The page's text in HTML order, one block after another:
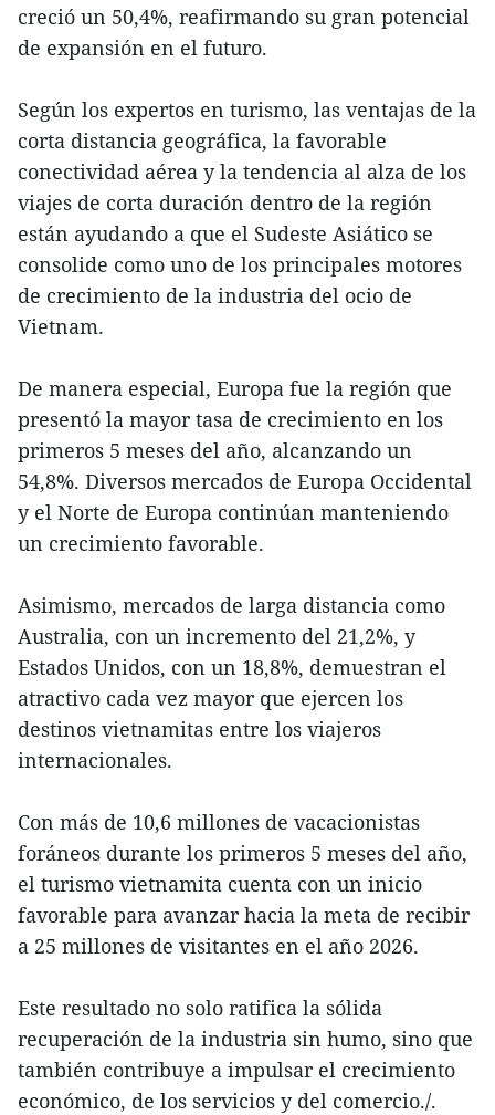
creció un 50,4%, reafirmando su gran potencial
de expansión en el futuro.
Según los expertos en turismo, las ventajas de la
corta distancia geográfica, la favorable
conectividad aérea y la tendencia al alza de los
viajes de corta duración dentro de la región
están ayudando a que el Sudeste Asiático se
consolide como uno de los principales motores
de crecimiento de la industria del ocio de
Vietnam.
De manera especial, Europa fue la región que
presentó la mayor tasa de crecimiento en los
primeros 5 meses del año, alcanzando un
54,8%. Diversos mercados de Europa Occidental
y el Norte de Europa continúan manteniendo
un crecimiento favorable.
Asimismo, mercados de larga distancia como
Australia, con un incremento del 21,2%, y
Estados Unidos, con un 18,8%, demuestran el
atractivo cada vez mayor que ejercen los
destinos vietnamitas entre los viajeros
internacionales.
Con más de 10,6 millones de vacacionistas
foráneos durante los primeros 5 meses del año,
el turismo vietnamita cuenta con un inicio
favorable para avanzar hacia la meta de recibir
a 25 millones de visitantes en el año 2026.
Este resultado no solo ratifica la sólida
recuperación de la industria sin humo, sino que
también contribuye a impulsar el crecimiento
económico, de los servicios y del comercio./.